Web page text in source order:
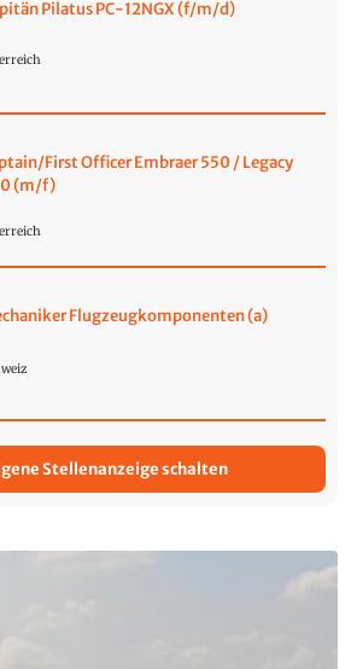
Pilatus PC-12NGX (f/m/d)
First Officer Embraer 550 / Legacy
(m/f)
Flugzeugkomponenten (a)
Stellenanzeige schalten